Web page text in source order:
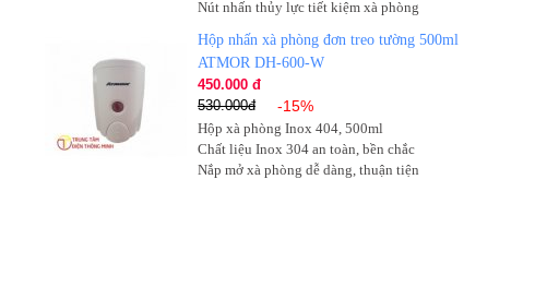
Nút nhấn thủy lực tiết kiệm xà phòng
Hộp nhấn xà phòng đơn treo tường 500ml
ATMOR DH-600-W
450.000 đ
530.000đ
-15%
Hộp xà phòng Inox 404, 500ml
Chất liệu Inox 304 an toàn, bền chắc
Nắp mở xà phòng dễ dàng, thuận tiện